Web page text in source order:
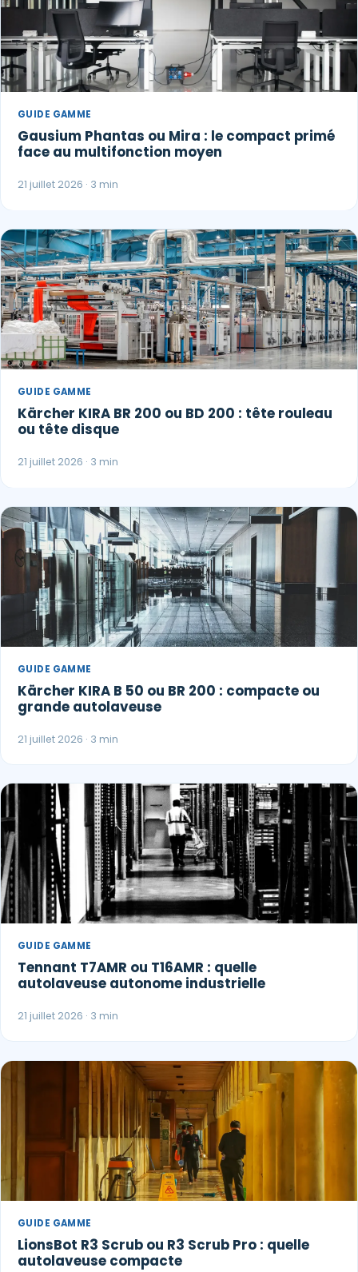
GUIDE GAMME
Gausium Phantas ou Mira : le compact primé
face au multifonction moyen
21 juillet 2026 · 3 min
GUIDE GAMME
Kärcher KIRA BR 200 ou BD 200 : tête rouleau
ou tête disque
21 juillet 2026 · 3 min
GUIDE GAMME
Kärcher KIRA B 50 ou BR 200 : compacte ou
grande autolaveuse
21 juillet 2026 · 3 min
GUIDE GAMME
Tennant T7AMR ou T16AMR : quelle
autolaveuse autonome industrielle
21 juillet 2026 · 3 min
GUIDE GAMME
LionsBot R3 Scrub ou R3 Scrub Pro : quelle
autolaveuse compacte